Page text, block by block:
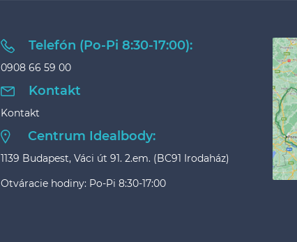
Telefón (Po-Pi 8:30-17:00):
0908 66 59 00
Kontakt
Kontakt
Centrum Idealbody:
1139 Budapest, Váci út 91. 2.em. (BC91 Irodaház)
Otváracie hodiny: Po-Pi 8:30-17:00